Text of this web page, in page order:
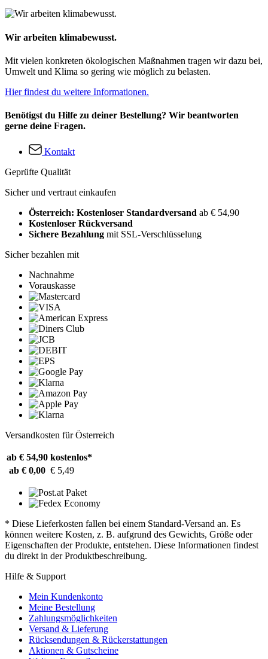
Wir arbeiten klimabewusst.
Mit vielen konkreten ökologischen Maßnahmen tragen wir dazu bei,
Umwelt und Klima so gering wie möglich zu belasten.
Hier findest du weitere Informationen.
Benötigst du Hilfe zu deiner Bestellung? Wir beantworten
gerne deine Fragen.
Kontakt
Geprüfte Qualität
Sicher und vertraut einkaufen
Österreich: Kostenloser Standardversand ab € 54,90
Kostenloser Rückversand
Sichere Bezahlung mit SSL-Verschlüsselung
Sicher bezahlen mit
Nachnahme
Vorauskasse
Versandkosten für Österreich
ab € 54,90 kostenlos*
ab € 0,00 € 5,49
* Diese Lieferkosten fallen bei einem Standard-Versand an. Es
können weitere Kosten, z. B. aufgrund des Gewichts, Größe oder
Eigenschaften der Produkte, entstehen. Diese Informationen findest
du direkt in der Produktbeschreibung.
Hilfe & Support
Mein Kundenkonto
Meine Bestellung
Zahlungsmöglichkeiten
Versand & Lieferung
Rücksendungen & Rückerstattungen
Aktionen & Gutscheine